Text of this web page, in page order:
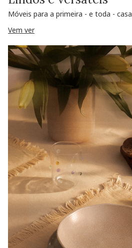
Móveis para a primeira - e toda - casa
Vem ver